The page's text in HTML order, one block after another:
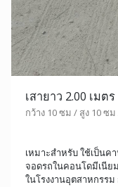
เสายาว 2.00 เมต
กว้าง 10 ซม / สูง 10 ซ
เหมาะสำหรับ ใช้เป็นค
จอดรถในคอนโดมีเนีย
ในโรงงานอุตสาหกรร